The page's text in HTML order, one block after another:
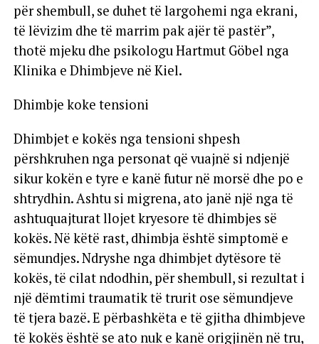
për shembull, se duhet të largohemi nga ekrani,
të lëvizim dhe të marrim pak ajër të pastër”,
thotë mjeku dhe psikologu Hartmut Göbel nga
Klinika e Dhimbjeve në Kiel.
Dhimbje koke tensioni
Dhimbjet e kokës nga tensioni shpesh
përshkruhen nga personat që vuajnë si ndjenjë
sikur kokën e tyre e kanë futur në morsë dhe po e
shtrydhin. Ashtu si migrena, ato janë një nga të
ashtuquajturat llojet kryesore të dhimbjes së
kokës. Në këtë rast, dhimbja është simptomë e
sëmundjes. Ndryshe nga dhimbjet dytësore të
kokës, të cilat ndodhin, për shembull, si rezultat i
një dëmtimi traumatik të trurit ose sëmundjeve
të tjera bazë. E përbashkëta e të gjitha dhimbjeve
të kokës është se ato nuk e kanë origjinën në tru,